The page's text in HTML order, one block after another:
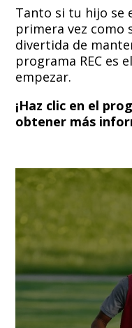
Tanto si tu hijo se
primera vez como
divertida de
programa REC es
empezar.
¡Haz clic en el
obtener más